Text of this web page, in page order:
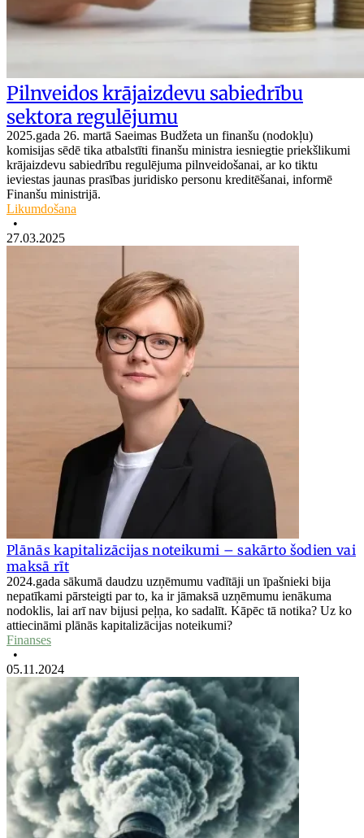
Pilnveidos krājaizdevu sabiedrību
sektora regulējumu
2025.gada 26. martā Saeimas Budžeta un finanšu (nodokļu)
komisijas sēdē tika atbalstīti finanšu ministra iesniegtie priekšlikumi
krājaizdevu sabiedrību regulējuma pilnveidošanai, ar ko tiktu
ieviestas jaunas prasības juridisko personu kreditēšanai, informē
Finanšu ministrijā.
Likumdošana
•
27.03.2025
Plānās kapitalizācijas noteikumi – sakārto šodien vai
maksā rīt
2024.gada sākumā daudzu uzņēmumu vadītāji un īpašnieki bija
nepatīkami pārsteigti par to, ka ir jāmaksā uzņēmumu ienākuma
nodoklis, lai arī nav bijusi peļņa, ko sadalīt. Kāpēc tā notika? Uz ko
attiecināmi plānās kapitalizācijas noteikumi?
Finanses
•
05.11.2024